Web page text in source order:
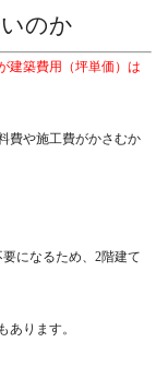
のか
建築費用（坪単価）は
費や施工費がかさむか
になるため、2階建て
あります。